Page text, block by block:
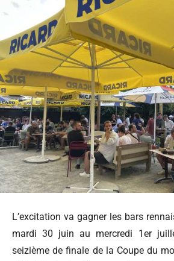
L’excitation va gagner les bars
mardi 30 juin au mercredi 1er
seizième de finale de la Coupe du